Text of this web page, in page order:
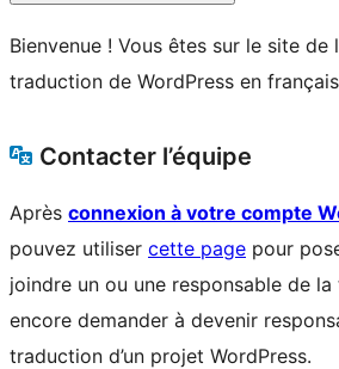
Bienvenue ! Vous êtes sur le site de
traduction de WordPress en
Contacter l’équipe
Après connexion à votre compte
pouvez utiliser cette page pour
joindre un ou une responsable de
encore demander à devenir
traduction d’un projet WordPress.